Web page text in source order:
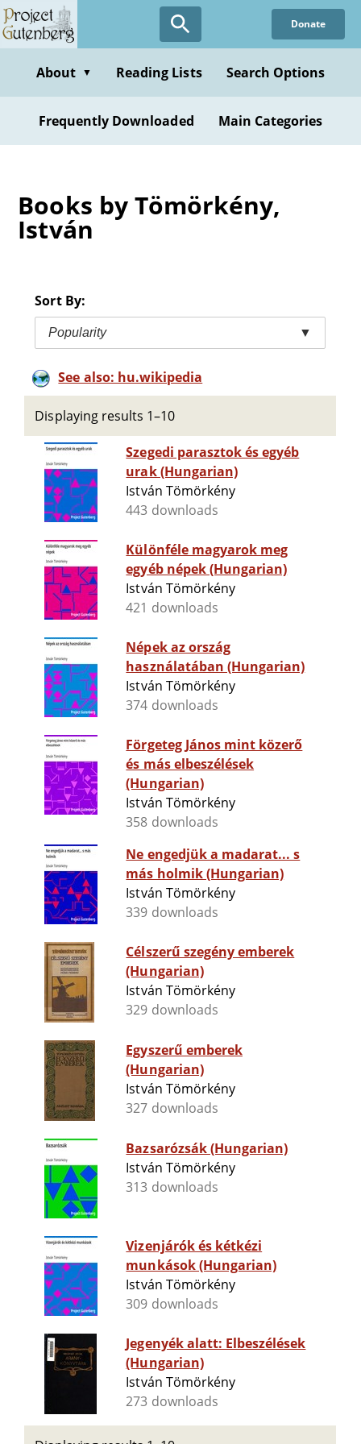
Skip
to
content
Donate
About ▼ Reading Lists Search Options
Frequently Downloaded Main Categories
Books by Tömörkény,
István
Sort By:
Popularity ▼
See also: hu.wikipedia
Displaying results 1–10
Szegedi parasztok és egyéb
urak (Hungarian)
István Tömörkény
443 downloads
Különféle magyarok meg
egyéb népek (Hungarian)
István Tömörkény
421 downloads
Népek az ország
használatában (Hungarian)
István Tömörkény
374 downloads
Förgeteg János mint közerő
és más elbeszélések
(Hungarian)
István Tömörkény
358 downloads
Ne engedjük a madarat... s
más holmik (Hungarian)
István Tömörkény
339 downloads
Célszerű szegény emberek
(Hungarian)
István Tömörkény
329 downloads
Egyszerű emberek
(Hungarian)
István Tömörkény
327 downloads
Bazsarózsák (Hungarian)
István Tömörkény
313 downloads
Vizenjárók és kétkézi
munkások (Hungarian)
István Tömörkény
309 downloads
Jegenyék alatt: Elbeszélések
(Hungarian)
István Tömörkény
273 downloads